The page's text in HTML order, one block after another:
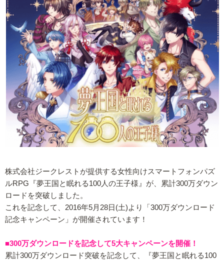
株式会社ジークレストが提供する女性向けスマートフォンパズ
ルRPG『夢王国と眠れる100人の王子様』が、累計300万ダウン
ロードを突破しました。
これを記念して、2016年5月28日(土)より「300万ダウンロード
記念キャンペーン」が開催されています！
■300万ダウンロードを記念して5大キャンペーンを開催！
累計300万ダウンロード突破を記念して、『夢王国と眠れる100